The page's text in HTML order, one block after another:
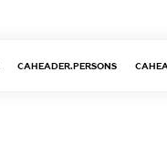
CAHEADER.PERSONS